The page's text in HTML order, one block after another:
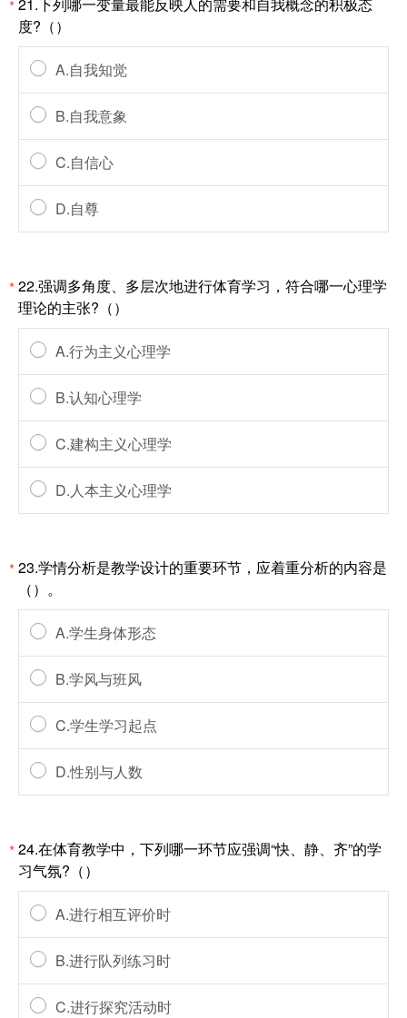
*
度?（）
A.自我知觉
B.自我意象
C.自信心
D.自尊
*22.强调多角度、多层次地进行体育学习，符合哪一心理学
理论的主张?（）
A.行为主义心理学
B.认知心理学
C.建构主义心理学
D.人本主义心理学
*23.学情分析是教学设计的重要环节，应着重分析的内容是
（）。
A.学生身体形态
B.学风与班风
C.学生学习起点
D.性别与人数
*24.在体育教学中，下列哪一环节应强调“快、静、齐”的学
习气氛?（）
A.进行相互评价时
B.进行队列练习时
C.进行探究活动时